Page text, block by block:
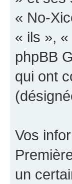
« No-
« ils »,
phpBB
qui ont
Vos
un